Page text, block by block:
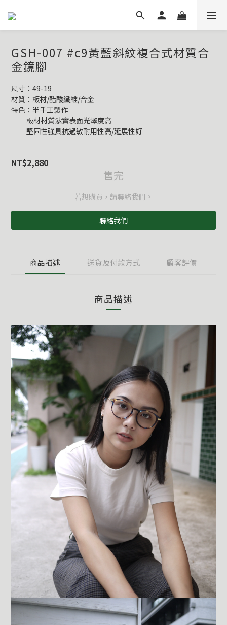
GSH-007 #c9黃藍斜紋複合式材質合
金鏡腳
尺寸：49-19
材質：板材/醋酸纖維/合金
特色：半手工製作
          板材材質紮實表面光澤度高
          堅固性強具抗過敏耐用性高/延展性好
NT$2,880
售完
若想購買，請聯絡我們。
聯絡我們
商品描述 送貨及付款方式 顧客評價
商品描述